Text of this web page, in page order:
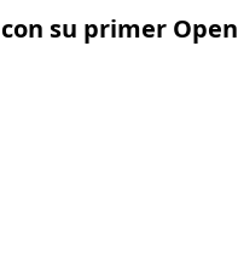
su primer Open